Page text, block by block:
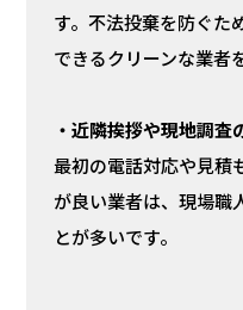
す。不法投棄を防ぐた
できるクリーンな業者
・近隣挨拶や現地調査
最初の電話対応や見積
が良い業者は、現場職
とが多いです。